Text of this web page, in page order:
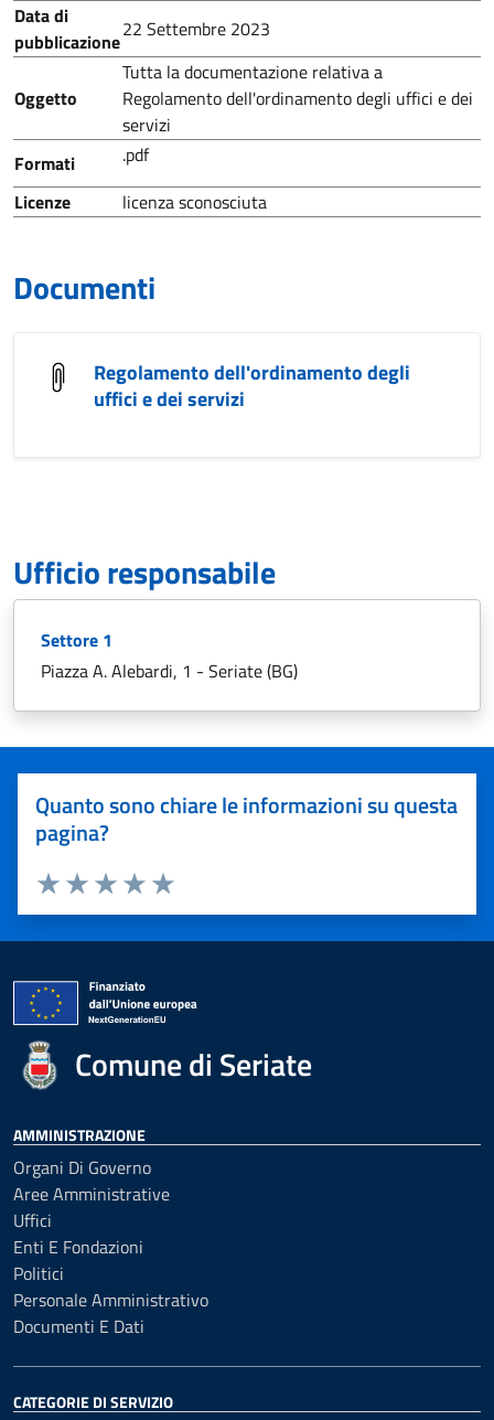
Data di
pubblicazione22 Settembre 2023
Oggetto
Tutta la documentazione relativa a
Regolamento dell'ordinamento degli uffici e dei
servizi
Formati
.pdf
Licenze
licenza sconosciuta
Documenti
Regolamento dell'ordinamento degli
uffici e dei servizi
Ufficio responsabile
Settore 1
Piazza A. Alebardi, 1 - Seriate (BG)
Quanto sono chiare le informazioni su questa
pagina?
Valuta 5 stelle su 5
Valuta 4 stelle su 5
Valuta 3 stelle su 5
Valuta 2 stelle su 5
Valuta 1 stelle su 5
Comune di Seriate
AMMINISTRAZIONE
Organi Di Governo
Aree Amministrative
Uffici
Enti E Fondazioni
Politici
Personale Amministrativo
Documenti E Dati
CATEGORIE DI SERVIZIO